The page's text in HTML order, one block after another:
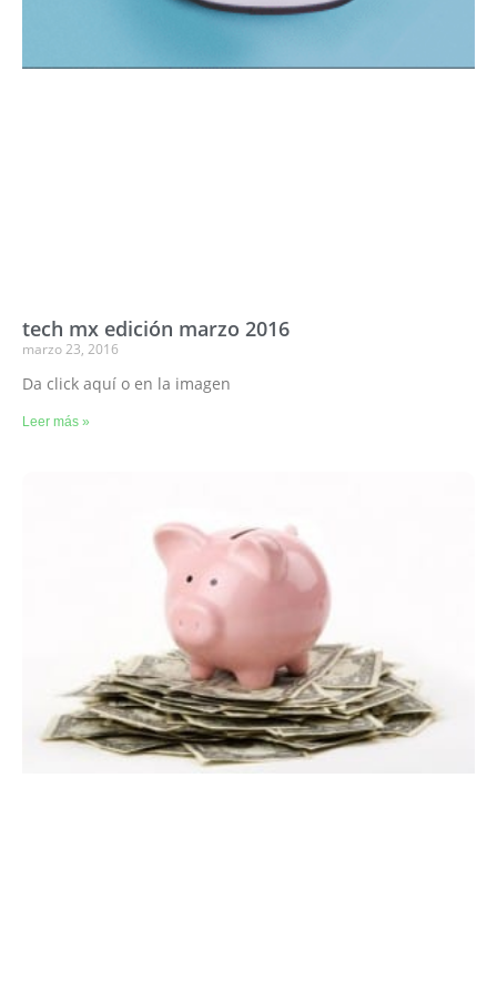
tech mx edición marzo 2016
marzo 23, 2016
Da click aquí o en la imagen
Leer más »